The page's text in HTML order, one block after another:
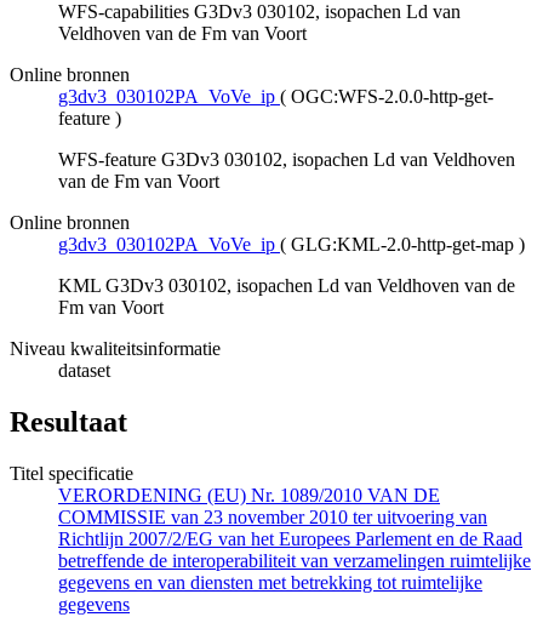
WFS-capabilities G3Dv3 030102, isopachen Ld van
Veldhoven van de Fm van Voort
Online bronnen
g3dv3_030102PA_VoVe_ip ( OGC:WFS-2.0.0-http-get-
feature )
WFS-feature G3Dv3 030102, isopachen Ld van Veldhoven
van de Fm van Voort
Online bronnen
g3dv3_030102PA_VoVe_ip ( GLG:KML-2.0-http-get-map )
KML G3Dv3 030102, isopachen Ld van Veldhoven van de
Fm van Voort
Niveau kwaliteitsinformatie
dataset
Resultaat
Titel specificatie
VERORDENING (EU) Nr. 1089/2010 VAN DE
COMMISSIE van 23 november 2010 ter uitvoering van
Richtlijn 2007/2/EG van het Europees Parlement en de Raad
betreffende de interoperabiliteit van verzamelingen ruimtelijke
gegevens en van diensten met betrekking tot ruimtelijke
gegevens